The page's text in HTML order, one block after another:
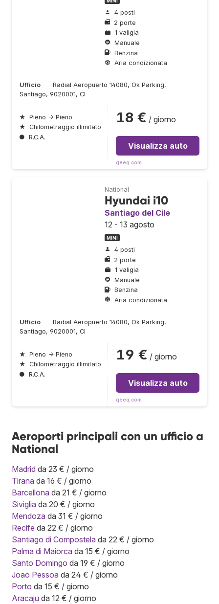
4 posti
2 porte
1 valigia
Manuale
Benzina
Aria condizionata
Ufficio
Radial Aeropuerto 14080, Ok Parking,
Santiago, 9020001, Cl
★ Pieno → Pieno
★ Chilometraggio illimitato
● R.C.A.
18 € / giorno
Visualizza auto
qeeq.com
National
Hyundai i10
Santiago del Cile
12 - 13 agosto
MINI
4 posti
2 porte
1 valigia
Manuale
Benzina
Aria condizionata
Ufficio
Radial Aeropuerto 14080, Ok Parking,
Santiago, 9020001, Cl
★ Pieno → Pieno
★ Chilometraggio illimitato
● R.C.A.
19 € / giorno
Visualizza auto
qeeq.com
Aeroporti principali con un ufficio a
National
Madrid da 23 € / giorno
Tirana da 16 € / giorno
Barcellona da 21 € / giorno
Siviglia da 20 € / giorno
Mendoza da 31 € / giorno
Recife da 22 € / giorno
Santiago di Compostela da 22 € / giorno
Palma di Maiorca da 15 € / giorno
Santo Domingo da 19 € / giorno
Joao Pessoa da 24 € / giorno
Porto da 15 € / giorno
Aracaju da 12 € / giorno